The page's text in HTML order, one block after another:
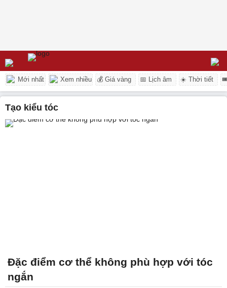
Mới nhất Xem nhiều 💰 Giá vàng 📅 Lịch âm ☀️ Thời tiết
tạo kiểu tóc
Đặc điểm cơ thể không phù hợp với tóc
ngắn